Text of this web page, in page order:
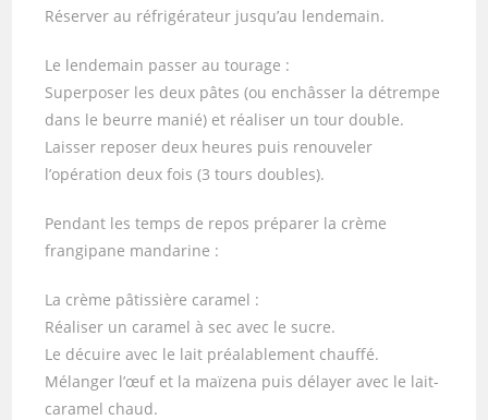
Réserver au réfrigérateur jusqu’au lendemain.
Le lendemain passer au tourage :
Superposer les deux pâtes (ou enchâsser la détrempe
dans le beurre manié) et réaliser un tour double.
Laisser reposer deux heures puis renouveler
l’opération deux fois (3 tours doubles).
Pendant les temps de repos préparer la crème
frangipane mandarine :
La crème pâtissière caramel :
Réaliser un caramel à sec avec le sucre.
Le décuire avec le lait préalablement chauffé.
Mélanger l’œuf et la maïzena puis délayer avec le lait-
caramel chaud.